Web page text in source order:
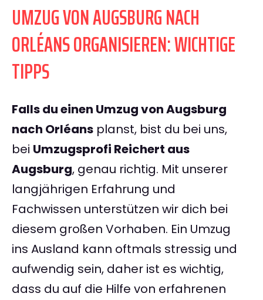
UMZUG VON AUGSBURG NACH
ORLÉANS ORGANISIEREN: WICHTIGE
TIPPS
Falls du einen Umzug von Augsburg
nach Orléans planst, bist du bei uns,
bei Umzugsprofi Reichert aus
Augsburg, genau richtig. Mit unserer
langjährigen Erfahrung und
Fachwissen unterstützen wir dich bei
diesem großen Vorhaben. Ein Umzug
ins Ausland kann oftmals stressig und
aufwendig sein, daher ist es wichtig,
dass du auf die Hilfe von erfahrenen